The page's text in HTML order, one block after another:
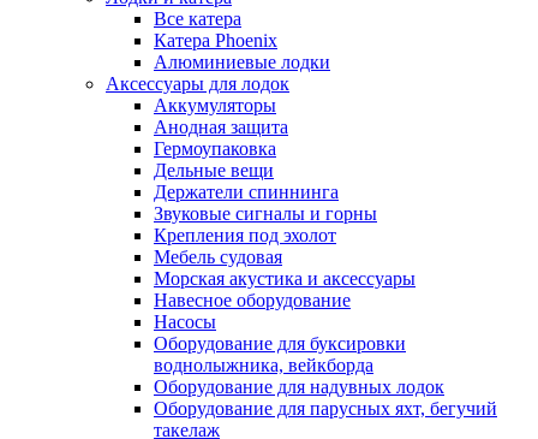
Все катера
Катера Phoenix
Алюминиевые лодки
Аксессуары для лодок
Аккумуляторы
Анодная защита
Гермоупаковка
Дельные вещи
Держатели спиннинга
Звуковые сигналы и горны
Крепления под эхолот
Мебель судовая
Морская акустика и аксессуары
Навесное оборудование
Насосы
Оборудование для буксировки
воднолыжника, вейкборда
Оборудование для надувных лодок
Оборудование для парусных яхт, бегучий
такелаж